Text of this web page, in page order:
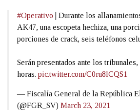
#Operativo | Durante los
AK47, una escopeta hechiza, una
porciones de crack, seis teléfonos
Serán presentados ante los
horas. pic.twitter.com/C0ru8lCQS1
— Fiscalía General de la República
(@FGR_SV) March 23, 2021